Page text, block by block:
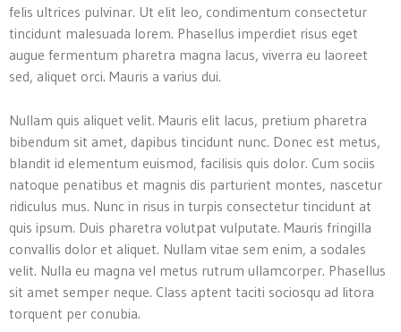
felis ultrices pulvinar. Ut elit leo, condimentum consectetur
tincidunt malesuada lorem. Phasellus imperdiet risus eget
augue fermentum pharetra magna lacus, viverra eu laoreet
sed, aliquet orci. Mauris a varius dui.
Nullam quis aliquet velit. Mauris elit lacus, pretium pharetra
bibendum sit amet, dapibus tincidunt nunc. Donec est metus,
blandit id elementum euismod, facilisis quis dolor. Cum sociis
natoque penatibus et magnis dis parturient montes, nascetur
ridiculus mus. Nunc in risus in turpis consectetur tincidunt at
quis ipsum. Duis pharetra volutpat vulputate. Mauris fringilla
convallis dolor et aliquet. Nullam vitae sem enim, a sodales
velit. Nulla eu magna vel metus rutrum ullamcorper. Phasellus
sit amet semper neque. Class aptent taciti sociosqu ad litora
torquent per conubia.